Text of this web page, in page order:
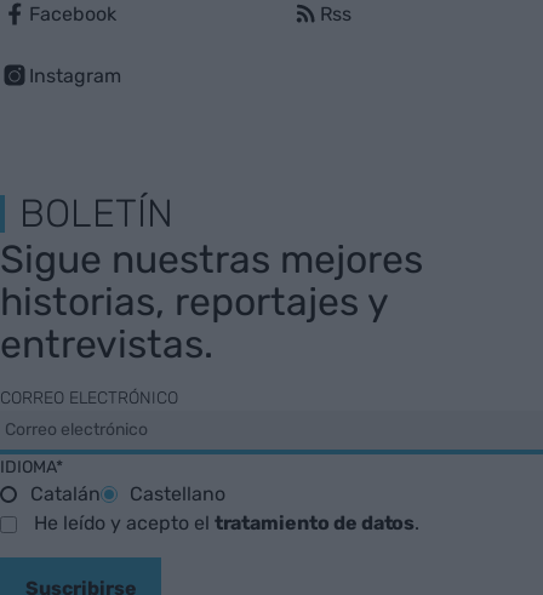
Facebook
Instagram
Rss
BOLETÍN
Sigue nuestras mejores
historias, reportajes y
entrevistas.
CORREO ELECTRÓNICO
IDIOMA*
Catalán
Castellano
He leído y acepto el tratamiento de datos.
Suscribirse